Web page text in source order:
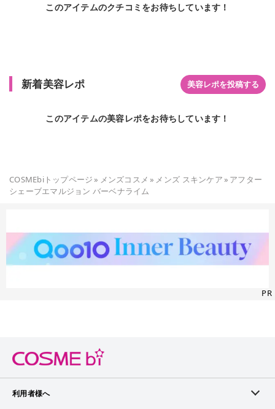
このアイテムのクチコミをお待ちしています！
新着美容レポ 美容レポを投稿する
このアイテムの美容レポをお待ちしています！
COSMEbiトップページ» メンズコスメ » メンズ スキンケア» アフター
シェーブエマルジョン バーベナライム
PR
利用者様へ